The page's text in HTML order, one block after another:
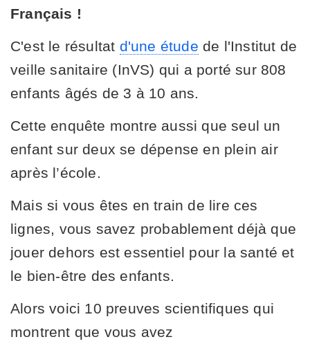
Français !
C'est le résultat d'une étude de l'Institut de
veille sanitaire (InVS) qui a porté sur 808
enfants âgés de 3 à 10 ans.
Cette enquête montre aussi que seul un
enfant sur deux se dépense en plein air
après l’école.
Mais si vous êtes en train de lire ces
lignes, vous savez probablement déjà que
jouer dehors est essentiel pour la santé et
le bien-être des enfants.
Alors voici 10 preuves scientifiques qui
montrent que vous avez